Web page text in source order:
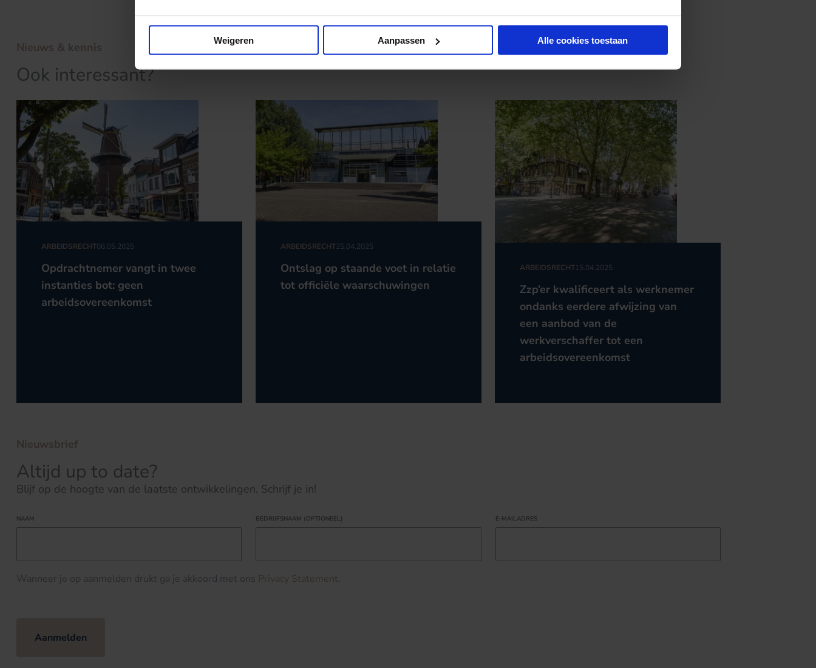
Weigeren Aanpassen Alle cookies toestaan
Nieuws & kennis
Ook interessant?
ARBEIDSRECHT06.05.2025
Opdrachtnemer vangt in twee
instanties bot: geen
arbeidsovereenkomst
ARBEIDSRECHT25.04.2025
Ontslag op staande voet in relatie
tot officiële waarschuwingen
ARBEIDSRECHT15.04.2025
Zzp’er kwalificeert als werknemer
ondanks eerdere afwijzing van
een aanbod van de
werkverschaffer tot een
arbeidsovereenkomst
Nieuwsbrief
Altijd up to date?
Blijf op de hoogte van de laatste ontwikkelingen. Schrijf je in!
NAAM BEDRIJFSNAAM (OPTIONEEL) E-MAILADRES
Wanneer je op aanmelden drukt ga je akkoord met ons Privacy Statement.
Aanmelden